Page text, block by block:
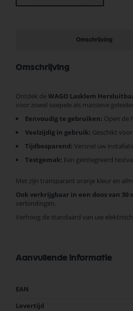
afbeeldingen-
gallerij
Omschrijving
Omschrijving
Ontdek de WAGO Lasklem
voor zowel soepele als massieve
Eenvoudig te gebruiken: Open de
Veelzijdig in gebruik: Geschikt
Tijdbesparend: Versnel uw
Testgemak: Een geïntegreerd
Met zijn transparant oranje kleur en
Ook verkrijgbaar in een doos van 30
verbindingen.
Verhoog de standaard van uw
Aanvullende informatie
Meer
EAN
Levertijd